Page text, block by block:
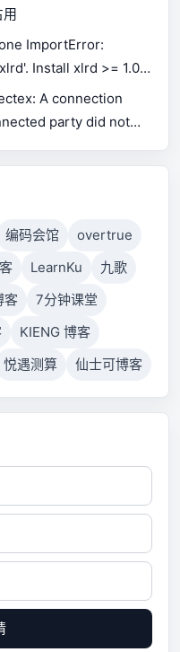
ImportError:
Install xlrd >= 1.0.0
to install xlrd.
A connection
party did not
host has failed
编码会馆
overtrue
LearnKu
九歌
客
7分钟课堂
KIENG 博客
悦遇测算 仙士可博客